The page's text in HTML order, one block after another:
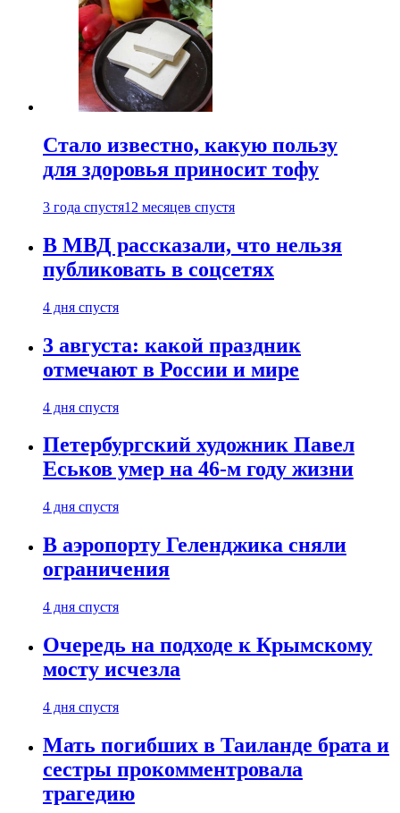
Стало известно, какую пользу
для здоровья приносит тофу
3 года спустя12 месяцев спустя
В МВД рассказали, что нельзя
публиковать в соцсетях
4 дня спустя
3 августа: какой праздник
отмечают в России и мире
4 дня спустя
Петербургский художник Павел
Еськов умер на 46-м году жизни
4 дня спустя
В аэропорту Геленджика сняли
ограничения
4 дня спустя
Очередь на подходе к Крымскому
мосту исчезла
4 дня спустя
Мать погибших в Таиланде брата и
сестры прокомментровала
трагедию